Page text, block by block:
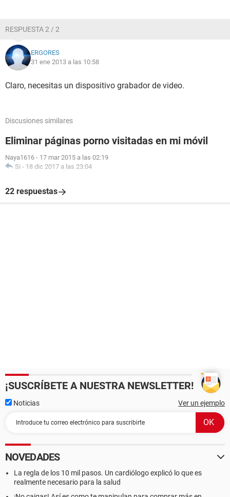
RESPUESTA 2 / 2
ERGORES
31 ene 2013 a las 10:58
Claro, necesitas un dispositivo grabador de video.
Discusiones similares
Eliminar páginas porno visitadas en mi móvil
Naya1616 - 17 mar 2015 a las 02:19
Si - 18 dic 2017 a las 23:04
22 respuestas
¡SUSCRÍBETE A NUESTRA NEWSLETTER!
Noticias Ver un ejemplo
NOVEDADES
La regla de los 10 mil pasos. Un cardiólogo explicó lo que es
realmente necesario para la salud